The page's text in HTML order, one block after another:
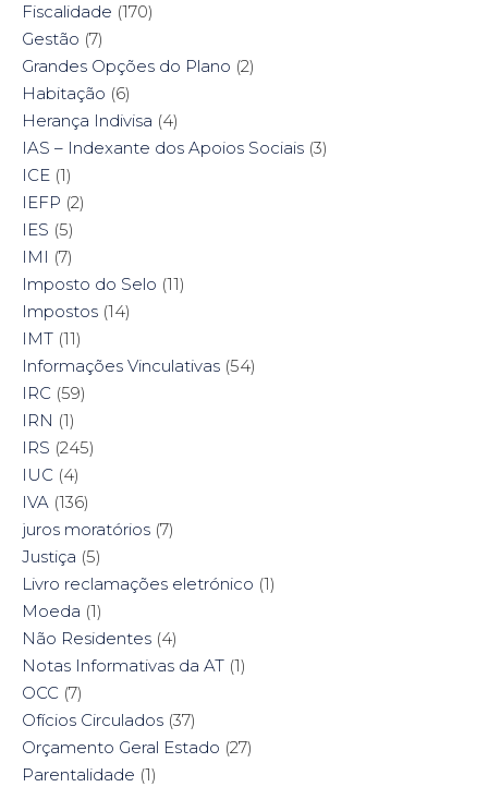
Fiscalidade (170)
Gestão (7)
Grandes Opções do Plano (2)
Habitação (6)
Herança Indivisa (4)
IAS – Indexante dos Apoios Sociais (3)
ICE (1)
IEFP (2)
IES (5)
IMI (7)
Imposto do Selo (11)
Impostos (14)
IMT (11)
Informações Vinculativas (54)
IRC (59)
IRN (1)
IRS (245)
IUC (4)
IVA (136)
juros moratórios (7)
Justiça (5)
Livro reclamações eletrónico (1)
Moeda (1)
Não Residentes (4)
Notas Informativas da AT (1)
OCC (7)
Ofícios Circulados (37)
Orçamento Geral Estado (27)
Parentalidade (1)